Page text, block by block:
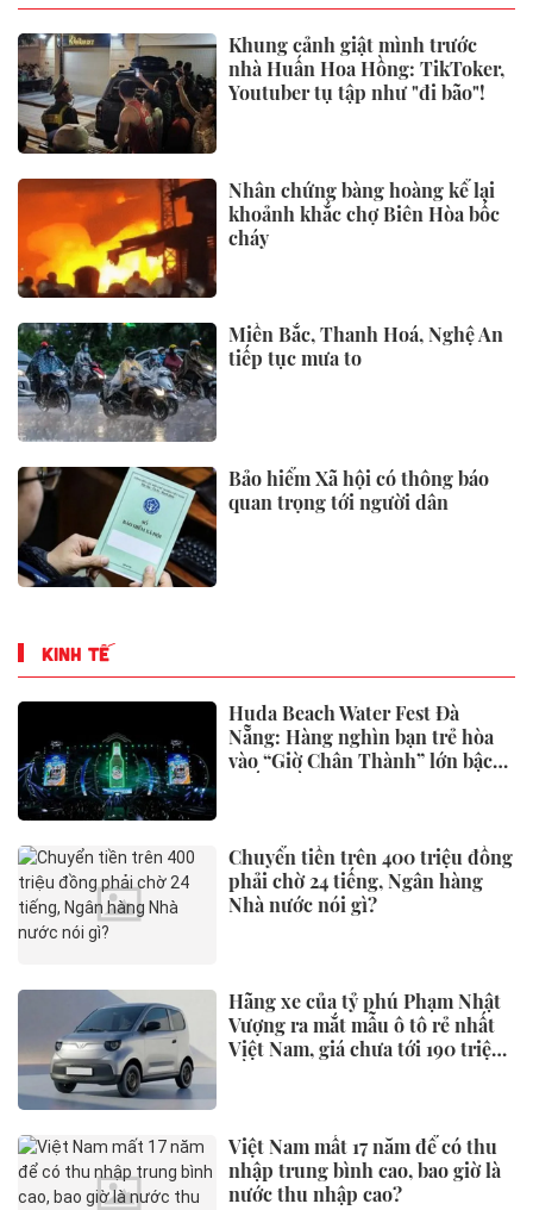
Khung cảnh giật mình trước
nhà Huấn Hoa Hồng: TikToker,
Youtuber tụ tập như "đi bão"!
Nhân chứng bàng hoàng kể lại
khoảnh khắc chợ Biên Hòa bốc
cháy
Miền Bắc, Thanh Hoá, Nghệ An
tiếp tục mưa to
Bảo hiểm Xã hội có thông báo
quan trọng tới người dân
KINH TẾ
Huda Beach Water Fest Đà
Nẵng: Hàng nghìn bạn trẻ hòa
vào “Giờ Chân Thành” lớn bậc
Chuyển tiền trên 400 triệu đồng
phải chờ 24 tiếng, Ngân hàng
Nhà nước nói gì?
Hãng xe của tỷ phú Phạm Nhật
Vượng ra mắt mẫu ô tô rẻ nhất
Việt Nam, giá chưa tới 190 triệu
Việt Nam mất 17 năm để có thu
nhập trung bình cao, bao giờ là
nước thu nhập cao?